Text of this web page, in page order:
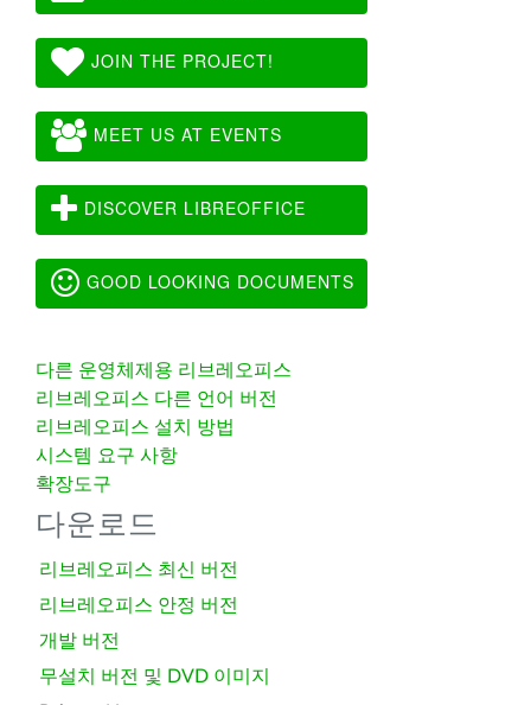
JOIN THE PROJECT!
MEET US AT EVENTS
DISCOVER LIBREOFFICE
GOOD LOOKING DOCUMENTS
다른 운영체제용 리브레오피스
리브레오피스 다른 언어 버전
리브레오피스 설치 방법
시스템 요구 사항
확장도구
다운로드
리브레오피스 최신 버전
리브레오피스 안정 버전
개발 버전
무설치 버전 및 DVD 이미지